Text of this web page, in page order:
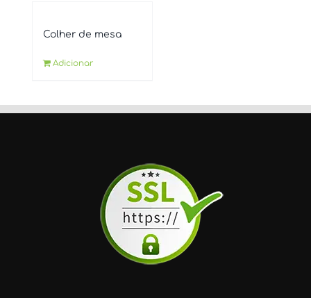
Colher de mesa
Adicionar